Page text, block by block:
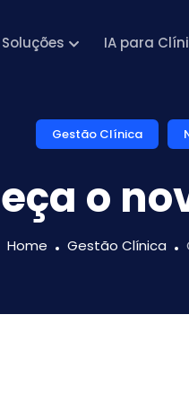
Soluções IA para
Gestão Clínica
o
Home Gestão Clínica